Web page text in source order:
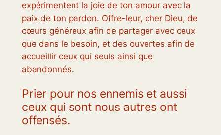
expérimentent la joie de ton amour avec la
paix de ton pardon. Offre-leur, cher Dieu, de
cœurs généreux afin de partager avec ceux
que dans le besoin, et des ouvertes afin de
accueillir ceux qui seuls ainsi que
abandonnés.
Prier pour nos ennemis et aussi
ceux qui sont nous autres ont
offensés.